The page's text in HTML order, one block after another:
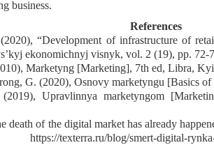
business.
References
“Development of infrastructure of
ekonomichnyj visnyk, vol. 2 (19), pp. 72-
Marketyng [Marketing], 7th ed, Libra,
G. (2020), Osnovy marketyngu [Basics
Upravlinnya marketyngom
death of the digital market has already
blog/smert-digital-rynka-